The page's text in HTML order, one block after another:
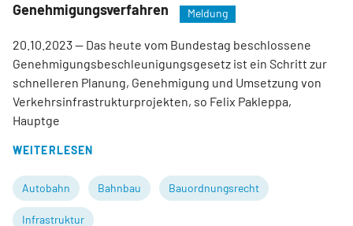
Genehmigungsverfahren
Meldung
20.10.2023— Das heute vom Bundestag beschlossene
Genehmigungsbeschleunigungsgesetz ist ein Schritt zur
schnelleren Planung, Genehmigung und Umsetzung von
Verkehrsinfrastrukturprojekten, so Felix Pakleppa,
Hauptge
WEITERLESEN
Autobahn Bahnbau Bauordnungsrecht
Infrastruktur